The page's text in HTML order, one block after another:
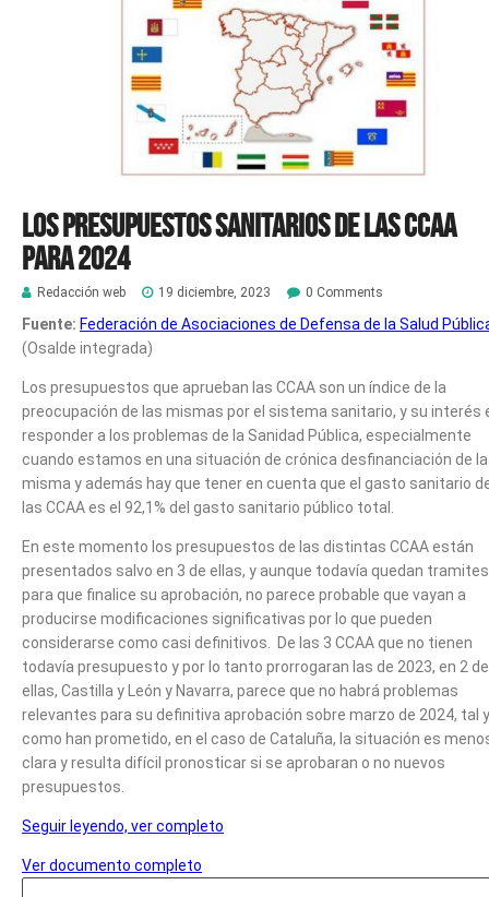
Los presupuestos sanitarios de las CCAA
para 2024
Redacción web 19 diciembre, 2023 0 Comments
Fuente: Federación de Asociaciones de Defensa de la Salud
(Osalde integrada)
Los presupuestos que aprueban las CCAA son un índice de la
preocupación de las mismas por el sistema sanitario, y su interés
responder a los problemas de la Sanidad Pública, especialmente
cuando estamos en una situación de crónica desfinanciación de la
misma y además hay que tener en cuenta que el gasto sanitario
las CCAA es el 92,1% del gasto sanitario público total.
En este momento los presupuestos de las distintas CCAA están
presentados salvo en 3 de ellas, y aunque todavía quedan tramites
para que finalice su aprobación, no parece probable que vayan a
producirse modificaciones significativas por lo que pueden
considerarse como casi definitivos. De las 3 CCAA que no tienen
todavía presupuesto y por lo tanto prorrogaran las de 2023, en 2 de
ellas, Castilla y León y Navarra, parece que no habrá problemas
relevantes para su definitiva aprobación sobre marzo de 2024, tal y
como han prometido, en el caso de Cataluña, la situación es
clara y resulta difícil pronosticar si se aprobaran o no nuevos
presupuestos.
Seguir leyendo, ver completo
Ver documento completo